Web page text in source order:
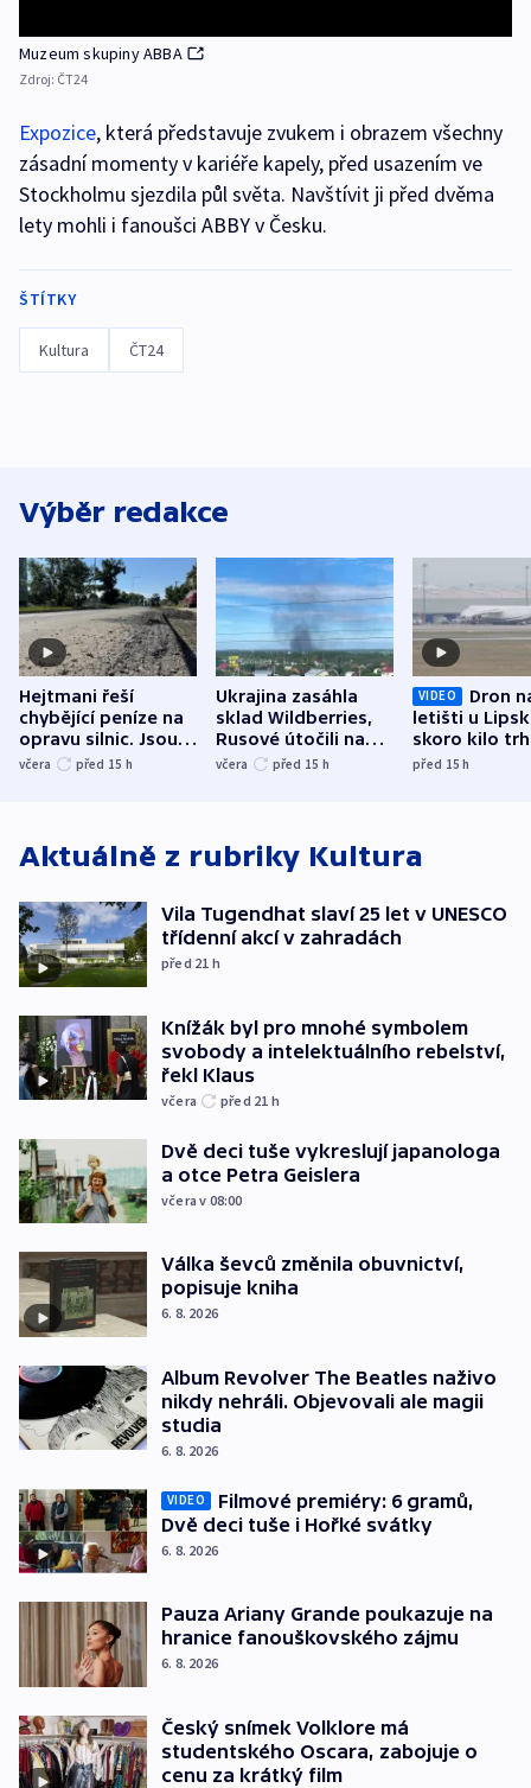
Muzeum skupiny ABBA
Zdroj: ČT24
Expozice, která představuje zvukem i obrazem všechny
zásadní momenty v kariéře kapely, před usazením ve
Stockholmu sjezdila půl světa. Navštívit ji před dvěma
lety mohli i fanoušci ABBY v Česku.
ŠTÍTKY
Kultura ČT24
Výběr redakce
Hejtmani řeší
chybějící peníze na
opravu silnic. Jsou
nenárokové, namítá
včera před 15 h
Ukrajina zasáhla
sklad Wildberries,
Rusové útočili na
trh, hasiče či
včera před 15 h
VIDEO
Dron
letišti u
skoro kilo
indicie
před 15h
Aktuálně z rubriky Kultura
Vila Tugendhat slaví 25 let v UNESCO
třídenní akcí v zahradách
před 21 h
Knížák byl pro mnohé symbolem
svobody a intelektuálního rebelství,
řekl Klaus
včera před 21 h
Dvě deci tuše vykreslují japanologa
a otce Petra Geislera
včera v 08:00
Válka ševců změnila obuvnictví,
popisuje kniha
6. 8. 2026
Album Revolver The Beatles naživo
nikdy nehráli. Objevovali ale magii
studia
6. 8. 2026
VIDEO
Filmové premiéry: 6 gramů,
Dvě deci tuše i Hořké svátky
6. 8. 2026
Pauza Ariany Grande poukazuje na
hranice fanouškovského zájmu
6. 8. 2026
Český snímek Volklore má
studentského Oscara, zabojuje o
cenu za krátký film